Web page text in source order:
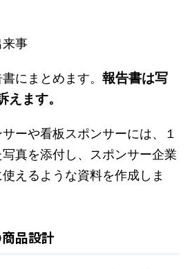
来事
にまとめます。 報告書は写
ます。
ーや看板スポンサーには、１
真を添付し、スポンサー企業
えるような資料を作成しま
品設計